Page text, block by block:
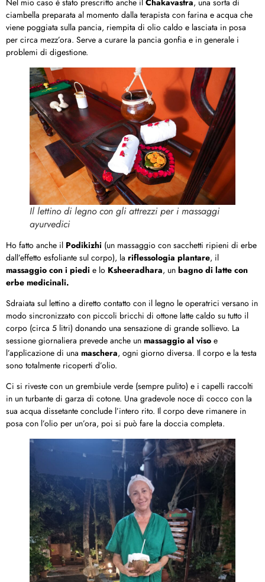
Nel mio caso è stato prescritto anche il Chakavastra, una sorta di
ciambella preparata al momento dalla terapista con farina e acqua che
viene poggiata sulla pancia, riempita di olio caldo e lasciata in posa
per circa mezz’ora. Serve a curare la pancia gonfia e in generale i
problemi di digestione.
Il lettino di legno con gli attrezzi per i massaggi
ayurvedici
Ho fatto anche il Podikizhi (un massaggio con sacchetti ripieni di erbe
dall’effetto esfoliante sul corpo), la riflessologia plantare, il
massaggio con i piedi e lo Ksheeradhara, un bagno di latte con
erbe medicinali.
Sdraiata sul lettino a diretto contatto con il legno le operatrici versano in
modo sincronizzato con piccoli bricchi di ottone latte caldo su tutto il
corpo (circa 5 litri) donando una sensazione di grande sollievo. La
sessione giornaliera prevede anche un massaggio al viso e
l’applicazione di una maschera, ogni giorno diversa. Il corpo e la testa
sono totalmente ricoperti d’olio.
Ci si riveste con un grembiule verde (sempre pulito) e i capelli raccolti
in un turbante di garza di cotone. Una gradevole noce di cocco con la
sua acqua dissetante conclude l’intero rito. Il corpo deve rimanere in
posa con l’olio per un’ora, poi si può fare la doccia completa.